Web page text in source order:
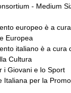
- Medium
europeo è a
Europea
italiano è a cura
Cultura
i Giovani e lo Sport
Italiana per la